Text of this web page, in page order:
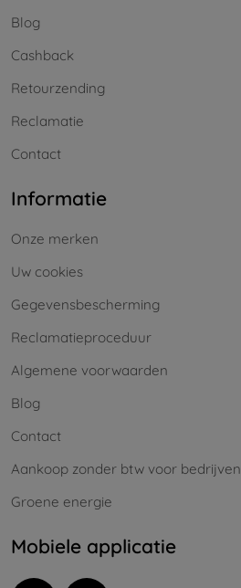
Blog
Cashback
Retourzending
Reclamatie
Contact
Informatie
Onze merken
Uw cookies
Gegevensbescherming
Reclamatieproceduur
Algemene voorwaarden
Blog
Contact
Aankoop zonder btw voor bedrijven
Groene energie
Mobiele applicatie